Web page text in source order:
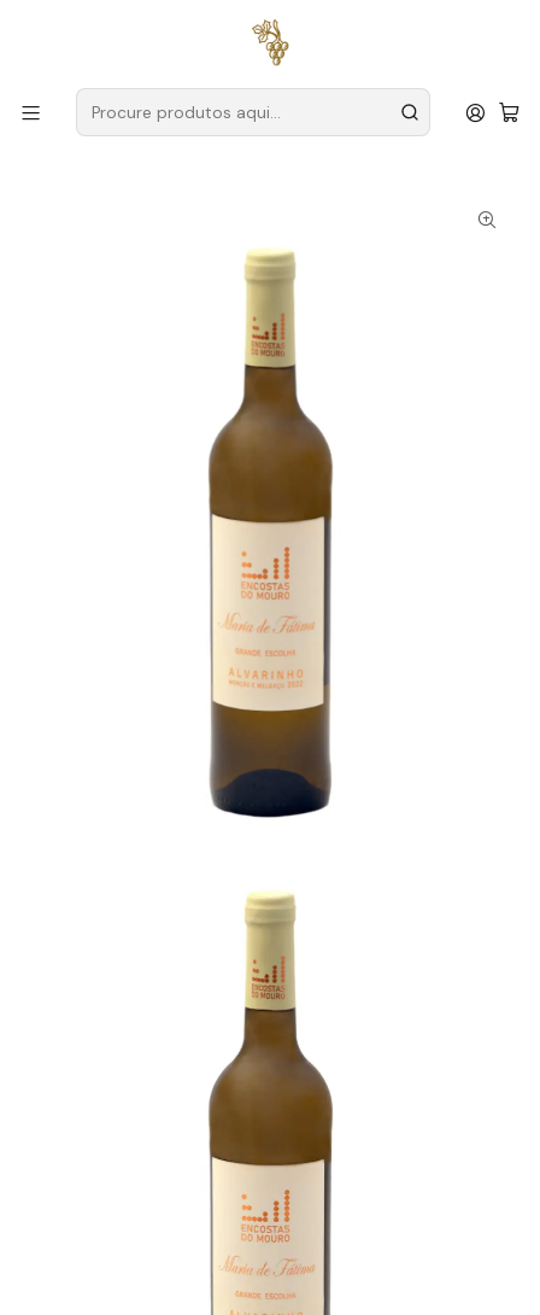
para encomendas a partir de
Produtores Vinho Verde
Encostas do Mouro
Encostas do Mouro Alvarinho Grande Escolha Maria de
Fátima 2022 Vinho Verde Branco 75cl